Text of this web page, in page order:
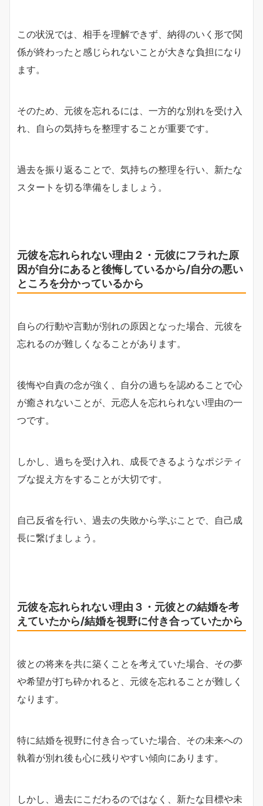
この状況では、相手を理解できず、納得のいく形で関
係が終わったと感じられないことが大きな負担になり
ます。
そのため、元彼を忘れるには、一方的な別れを受け入
れ、自らの気持ちを整理することが重要です。
過去を振り返ることで、気持ちの整理を行い、新たな
スタートを切る準備をしましょう。
元彼を忘れられない理由２・元彼にフラれた原
因が自分にあると後悔しているから/自分の悪い
ところを分かっているから
自らの行動や言動が別れの原因となった場合、元彼を
忘れるのが難しくなることがあります。
後悔や自責の念が強く、自分の過ちを認めることで心
が癒されないことが、元恋人を忘れられない理由の一
つです。
しかし、過ちを受け入れ、成長できるようなポジティ
ブな捉え方をすることが大切です。
自己反省を行い、過去の失敗から学ぶことで、自己成
長に繋げましょう。
元彼を忘れられない理由３・元彼との結婚を考
えていたから/結婚を視野に付き合っていたから
彼との将来を共に築くことを考えていた場合、その夢
や希望が打ち砕かれると、元彼を忘れることが難しく
なります。
特に結婚を視野に付き合っていた場合、その未来への
執着が別れ後も心に残りやすい傾向にあります。
しかし、過去にこだわるのではなく、新たな目標や未